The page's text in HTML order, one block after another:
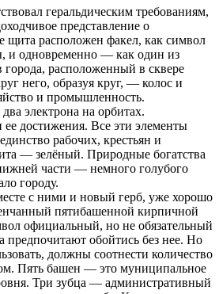
геральдическим требованиям,
представление о
щита расположен факел, как символ
и одновременно — как один из
города, расположенный в сквере
него, образуя круг, — колос и
и промышленность.
электрона на орбитах.
ее достижения. Все эти элементы
рабочих, крестьян и
— зелёный. Природные богатства
части — немного голубого
городу.
с ними и новый герб, уже хорошо
пятибашенной кирпичной
официальный, но не обязательный
предпочитают обойтись без нее. Но
должны соотнести количество
Пять башен — это муниципальное
Три зубца — административный